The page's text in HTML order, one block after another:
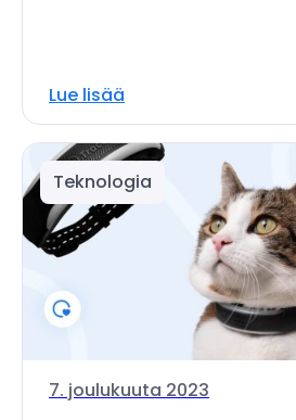
Lue lisää
Teknologia
7. joulukuuta 2023